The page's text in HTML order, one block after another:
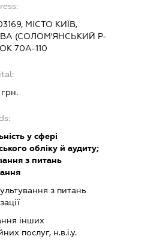
МІСТО КИЇВ,
(СОЛОМ'ЯНСЬКИЙ Р-
70А-110
у сфері
обліку й аудиту;
з питань
з питань
інших
послуг, н.в.і.у.